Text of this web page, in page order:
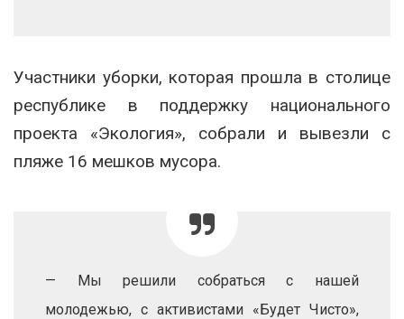
Участники уборки, которая прошла в столице
республике в поддержку национального
проекта «Экология», собрали и вывезли с
пляже 16 мешков мусора.
— Мы решили собраться с нашей
молодежью, с активистами «Будет Чисто»,